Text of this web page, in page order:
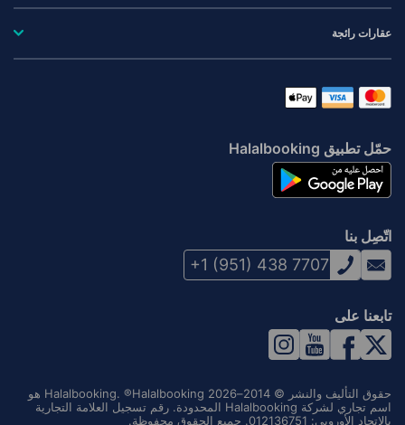
عقارات رائجة
حمّل تطبيق Halalbooking
اتّصِل بنا
+1 (951) 438 7707
تابعنا على
حقوق التأليف والنشر © 2014–2026 Halalbooking. ®Halalbooking هو
اسم تجاري لشركة Halalbooking المحدودة. رقم تسجيل العلامة التجارية
بالاتحاد الأوروبي: 012136751. جميع الحقوق محفوظة.